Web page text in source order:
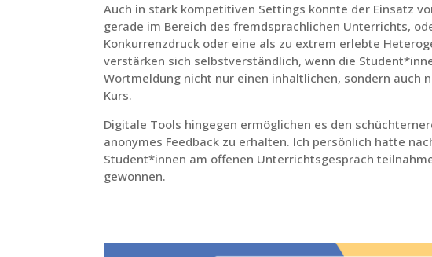
Auch in stark kompetitiven Settings könnte der Einsatz
gerade im Bereich des fremdsprachlichen Unterrichts,
Konkurrenzdruck oder eine als zu extrem erlebte
verstärken sich selbstverständlich, wenn die
Wortmeldung nicht nur einen inhaltlichen, sondern auch
Kurs.
Digitale Tools hingegen ermöglichen es den
anonymes Feedback zu erhalten. Ich persönlich hatte
Student*innen am offenen Unterrichtsgespräch
gewonnen.